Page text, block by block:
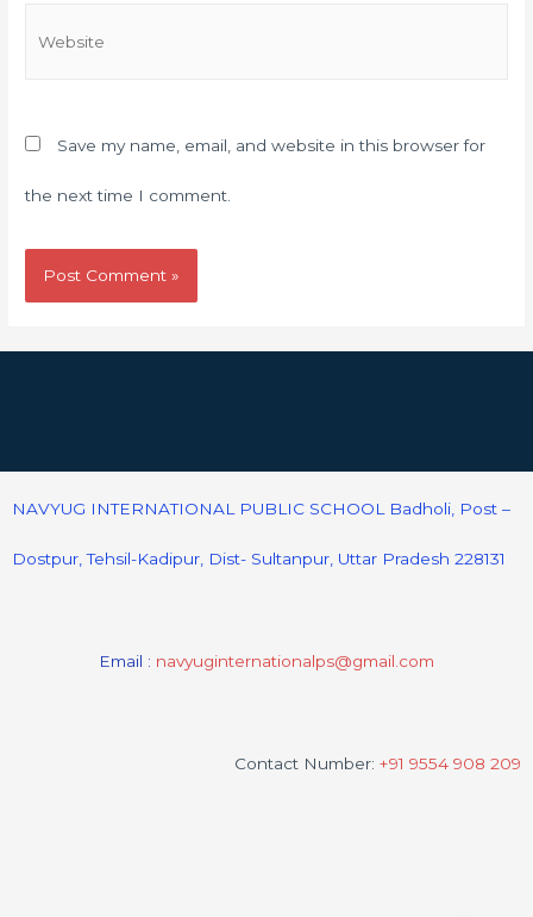
Save my name, email, and website in this browser for
the next time I comment.
NAVYUG INTERNATIONAL PUBLIC SCHOOL Badholi, Post –
Dostpur, Tehsil-Kadipur, Dist- Sultanpur, Uttar Pradesh 228131
Email : navyuginternationalps@gmail.com
Contact Number: +91 9554 908 209